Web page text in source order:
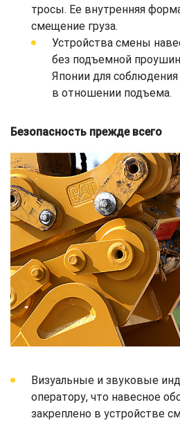
тросы. Ее внутренняя
смещение груза.
Устройства смены
без подъемной
Японии для
в отношении подъема.
Безопасность прежде всего
Визуальные и звуковые
оператору, что навесное
закреплено в устройстве